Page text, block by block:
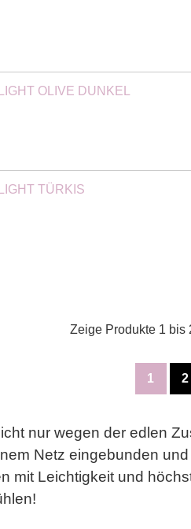
OLIVE DUNKEL
TÜRKIS
Zeige Produkte 1 bis
1 2
nur wegen der edlen
Netz eingebunden
mit Leichtigkeit und